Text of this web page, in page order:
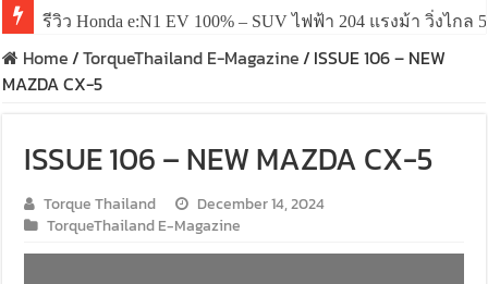
รีวิว Honda e:N1 EV 100% – SUV ไฟฟ้า 204 แรงม้า วิ่งไกล
Home/TorqueThailand E-Magazine/ ISSUE 106 – NEW
MAZDA CX-5
ISSUE 106 – NEW MAZDA CX-5
Torque Thailand
December 14, 2024
TorqueThailand E-Magazine